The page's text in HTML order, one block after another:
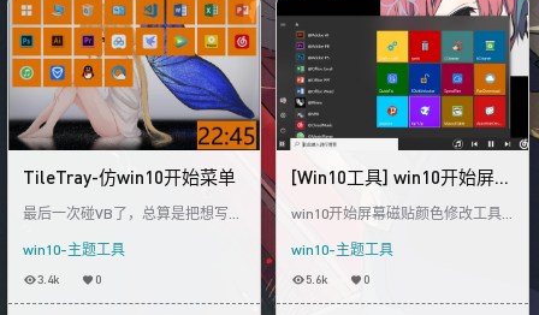
TileTray-仿win10开始菜单
最后一次碰VB了，总算是把想写很
期构思和制作，共1480行代码仿wi
n10开始菜
win10-主题工具
3.4k 0
[Win10工具] win10开始屏幕
磁贴颜色修改工具,告别单一
win10开始屏幕磁贴颜色修改工具
天熬到3点写出个雏形，今天完
善。作为一个
win10-主题工具
5.6k 0